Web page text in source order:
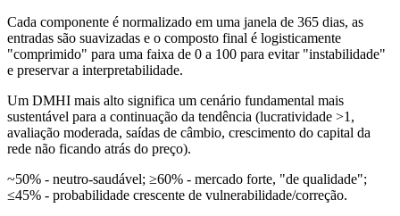
Cada componente é normalizado em uma janela de 365 dias, as
entradas são suavizadas e o composto final é logisticamente
"comprimido" para uma faixa de 0 a 100 para evitar "instabilidade"
e preservar a interpretabilidade.
Um DMHI mais alto significa um cenário fundamental mais
sustentável para a continuação da tendência (lucratividade >1,
avaliação moderada, saídas de câmbio, crescimento do capital da
rede não ficando atrás do preço).
~50% - neutro-saudável; ≥60% - mercado forte, "de qualidade";
≤45% - probabilidade crescente de vulnerabilidade/correção.